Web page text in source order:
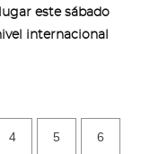
este sábado
internacional
4 5 6